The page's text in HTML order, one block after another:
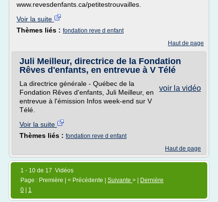
www.revesdenfants.ca/petitestrouvailles.
Voir la suite
Thèmes liés : fondation reve d enfant
Haut de page
Juli Meilleur, directrice de la Fondation
Rêves d'enfants, en entrevue à V Télé
voir la vidéo
La directrice générale - Québec de la
Fondation Rêves d'enfants, Juli Meilleur, en
entrevue à l'émission Infos week-end sur V
Télé.
Voir la suite
Thèmes liés : fondation reve d enfant
Haut de page
1 - 10 de 17 Vidéos
Page : Première | < Précédente | Suivante > |
Dernière
0
1